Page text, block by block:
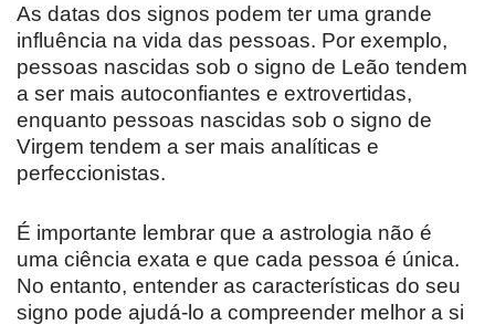
As datas dos signos podem ter uma grande
influência na vida das pessoas. Por exemplo,
pessoas nascidas sob o signo de Leão tendem
a ser mais autoconfiantes e extrovertidas,
enquanto pessoas nascidas sob o signo de
Virgem tendem a ser mais analíticas e
perfeccionistas.
É importante lembrar que a astrologia não é
uma ciência exata e que cada pessoa é única.
No entanto, entender as características do seu
signo pode ajudá-lo a compreender melhor a si